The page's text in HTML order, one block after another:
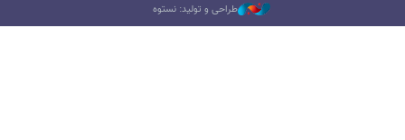
طراحی و تولید: نستوه